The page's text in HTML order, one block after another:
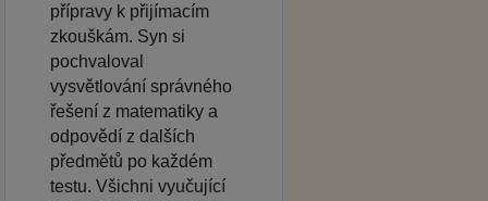
přípravy k přijímacím
zkouškám. Syn si
pochvaloval
vysvětlování správného
řešení z matematiky a
odpovědí z dalších
předmětů po každém
testu. Všichni vyučující